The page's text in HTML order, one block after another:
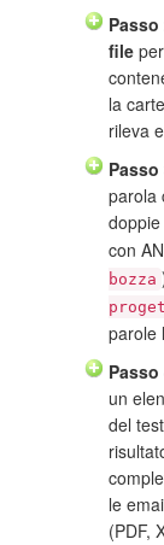
Passo
file
la
rileva
Passo
parola
doppie
con
bozza
parole
Passo
un
del
le
(PDF,